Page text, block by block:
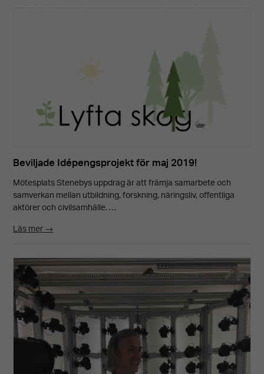
Beviljade Idépengsprojekt för maj 2019!
Mötesplats Stenebys uppdrag är att främja samarbete och
samverkan mellan utbildning, forskning, näringsliv, offentliga
aktörer och civilsamhälle. …
Läs mer →